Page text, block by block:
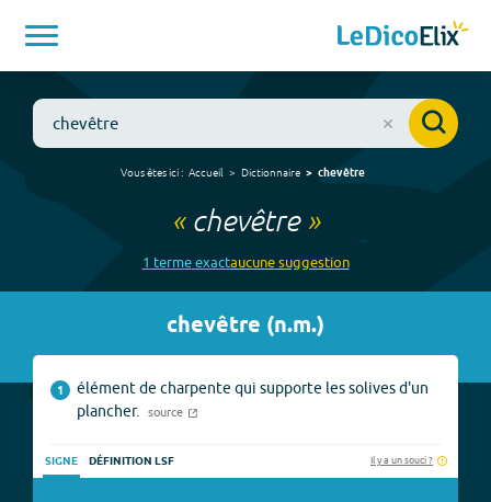
Vous êtes ici : Accueil Dictionnaire chevêtre
« chevêtre»
1 termeexactaucunesuggestion
chevêtre (n.m.)
1
élément de charpente qui supporte les solives d'un
plancher.
source
SIGNE DÉFINITION LSF Il y a un souci ?